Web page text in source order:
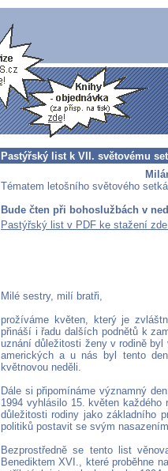
Pastýřský list k VII. světovému
Tématem letošního světového
Bude čten při bohoslužbách v
Pastýřský list v PDF ke stažení
Milé sestry, milí bratři,
prožíváme květen, který je
přináší i řadu dalších podnětů k
uznání důležitosti ženy v rodině
amerických a u nás byl tento
květnovou neděli.
Dále si připomínáme významný
1994 vyhlásilo 15. květen
důležitosti rodiny jako základního
politiků postavit se svým
Bezprostředně se tento list
Benediktem XVI., které proběhne